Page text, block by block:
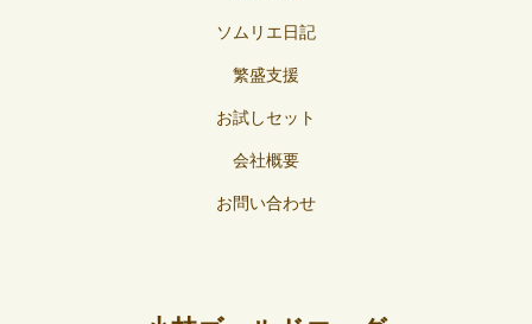
ソムリエ日記
繁盛支援
お試しセット
会社概要
お問い合わせ